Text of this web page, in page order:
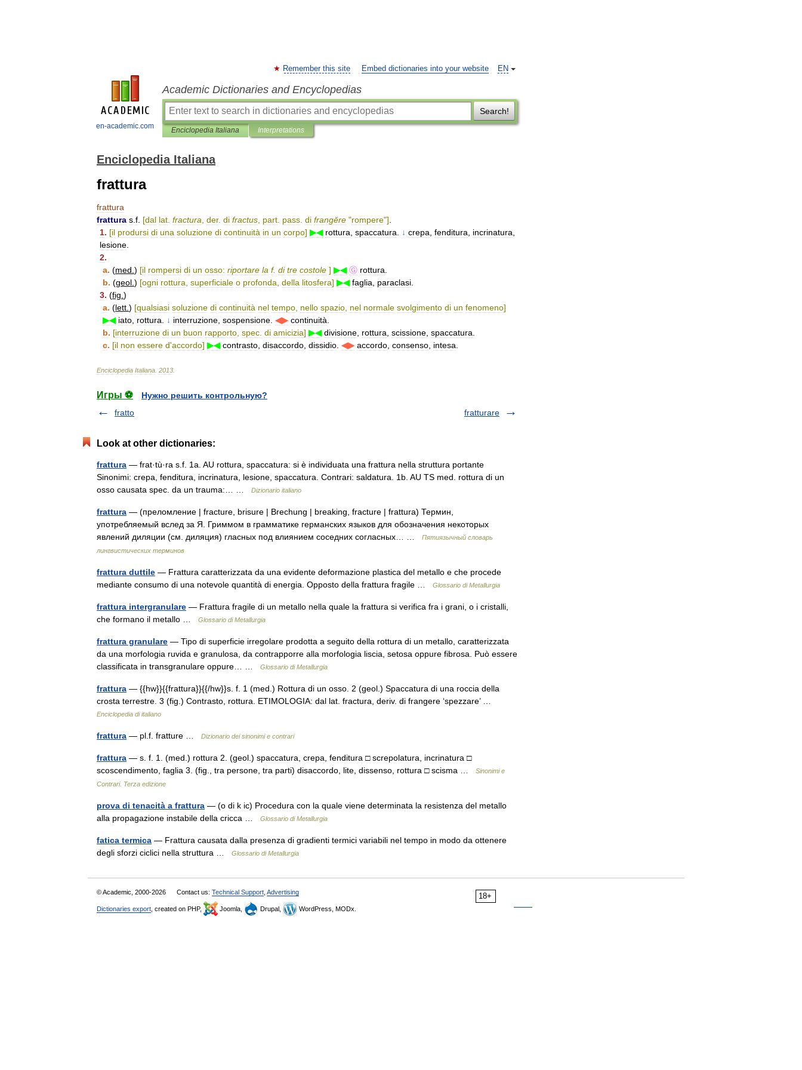
en-academic.com
EN
Remember this site Embed dictionaries into your website
Academic Dictionaries and Encyclopedias
Search!
Enciclopedia Italiana Interpretations
Enciclopedia Italiana
frattura
frattura
frattura s f [dal lat fractura der. di fractus part pass di frangĕre "rompere"]
1. [il prodursi di una soluzione di continuità in un corpo] ▶◀ rottura spaccatura ↓ crepa fenditura incrinatura
lesione
2.
a. (med ) [il rompersi di un osso: riportare la f. di tre costole ] ▶◀ Ⓖ rottura
b. (geol ) [ogni rottura superficiale o profonda della litosfera] ▶◀ faglia paraclasi
3. (fig )
a. (lett ) [qualsiasi soluzione di continuità nel tempo nello spazio nel normale svolgimento di un fenomeno]
▶◀ iato rottura ↓ interruzione sospensione ◀▶ continuità
b. [interruzione di un buon rapporto spec di amicizia] ▶◀ divisione rottura scissione spaccatura
c. [il non essere d'accordo] ▶◀ contrasto disaccordo dissidio ◀▶ accordo consenso intesa
Enciclopedia Italiana 2013
Игры ⚽
Нужно решить контрольную?
fratto
fratturare
Look at other dictionaries:
frattura — frat·tù·ra s.f. 1a. AU rottura, spaccatura: si è individuata una frattura nella struttura portante
Sinonimi: crepa, fenditura, incrinatura, lesione, spaccatura. Contrari: saldatura. 1b. AU TS med. rottura di un
osso causata spec. da un trauma:… …
Dizionario italiano
frattura — (преломление | fracture, brisure | Brechung | breaking, fracture | frattura) Термин,
употребляемый вслед за Я. Гриммом в грамматике германских языков для обозначения некоторых
явлений диляции (см. диляция) гласных под влиянием соседних согласных… …
Пятиязычный словарь
лингвистических терминов
frattura duttile — Frattura caratterizzata da una evidente deformazione plastica del metallo e che procede
mediante consumo di una notevole quantità di energia. Opposto della frattura fragile …
Glossario di Metallurgia
frattura intergranulare — Frattura fragile di un metallo nella quale la frattura si verifica fra i grani, o i cristalli,
che formano il metallo …
Glossario di Metallurgia
frattura granulare — Tipo di superficie irregolare prodotta a seguito della rottura di un metallo, caratterizzata
da una morfologia ruvida e granulosa, da contrapporre alla morfologia liscia, setosa oppure fibrosa. Può essere
classificata in transgranulare oppure… …
Glossario di Metallurgia
frattura — {{hw}}{{frattura}}{{/hw}}s. f. 1 (med.) Rottura di un osso. 2 (geol.) Spaccatura di una roccia della
crosta terrestre. 3 (fig.) Contrasto, rottura. ETIMOLOGIA: dal lat. fractura, deriv. di frangere ‘spezzare’ …
Enciclopedia di italiano
frattura — pl.f. fratture … Dizionario dei sinonimi e contrari
frattura — s. f. 1. (med.) rottura 2. (geol.) spaccatura, crepa, fenditura □ screpolatura, incrinatura □
scoscendimento, faglia 3. (fig., tra persone, tra parti) disaccordo, lite, dissenso, rottura □ scisma …
Sinonimi e
Contrari. Terza edizione
prova di tenacità a frattura — (o di k ic) Procedura con la quale viene determinata la resistenza del metallo
alla propagazione instabile della cricca …
Glossario di Metallurgia
fatica termica — Frattura causata dalla presenza di gradienti termici variabili nel tempo in modo da ottenere
degli sforzi ciclici nella struttura …
Glossario di Metallurgia
18+
© Academic, 2000-2026 Contact us: Technical Support Advertising
Dictionaries export , created on PHP, Joomla, Drupal, WordPress, MODx.